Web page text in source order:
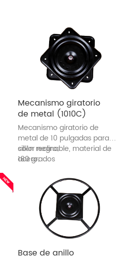
Mecanismo giratorio
de metal (1010C)
Mecanismo giratorio de
metal de 10 pulgadas para
sillón reclinable, material de
acero;
color negro;
180 grados
Base de anillo